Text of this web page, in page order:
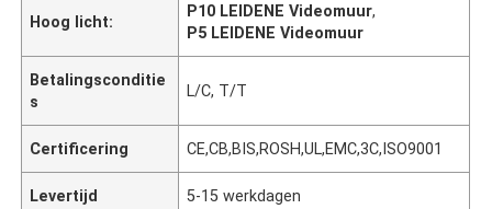
Hoog licht:
P10 LEIDENE Videomuur,
P5 LEIDENE Videomuur
Betalingsconditie
s
L/C, T/T
Certificering CE,CB,BIS,ROSH,UL,EMC,3C,ISO9001
Levertijd 5-15 werkdagen